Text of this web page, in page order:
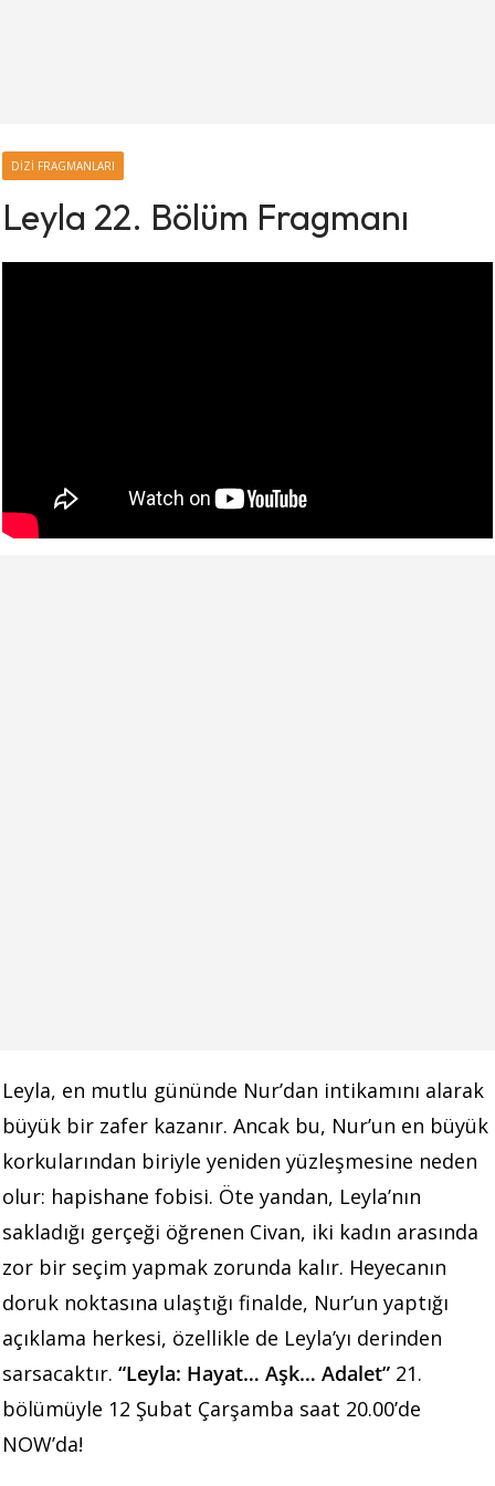
DIZI FRAGMANLARI
Leyla 22. Bölüm Fragmanı
Leyla, en mutlu gününde Nur’dan intikamını alarak
büyük bir zafer kazanır. Ancak bu, Nur’un en büyük
korkularından biriyle yeniden yüzleşmesine neden
olur: hapishane fobisi. Öte yandan, Leyla’nın
sakladığı gerçeği öğrenen Civan, iki kadın arasında
zor bir seçim yapmak zorunda kalır. Heyecanın
doruk noktasına ulaştığı finalde, Nur’un yaptığı
açıklama herkesi, özellikle de Leyla’yı derinden
sarsacaktır. “Leyla: Hayat… Aşk… Adalet” 21.
bölümüyle 12 Şubat Çarşamba saat 20.00’de
NOW’da!